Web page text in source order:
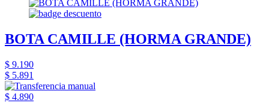
BOTA CAMILLE (HORMA GRANDE)
$ 9.190
$ 5.891
$ 4.890